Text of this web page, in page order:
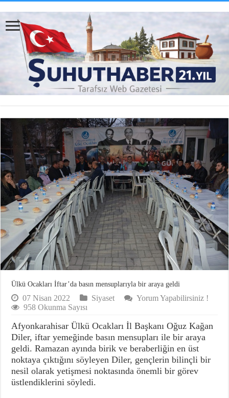
Ülkü Ocakları İftar’da basın mensuplarıyla bir araya geldi
07 Nisan 2022 Siyaset
Yorum Yapabilirsiniz !
958 Okunma Sayısı
Afyonkarahisar Ülkü Ocakları İl Başkanı Oğuz Kağan
Diler, iftar yemeğinde basın mensupları ile bir araya
geldi. Ramazan ayında birik ve beraberliğin en üst
noktaya çıktığını söyleyen Diler, gençlerin bilinçli bir
nesil olarak yetişmesi noktasında önemli bir görev
üstlendiklerini söyledi.